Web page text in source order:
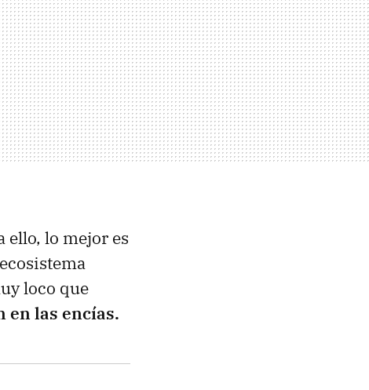
ello, lo mejor es
loco que
en las encías.